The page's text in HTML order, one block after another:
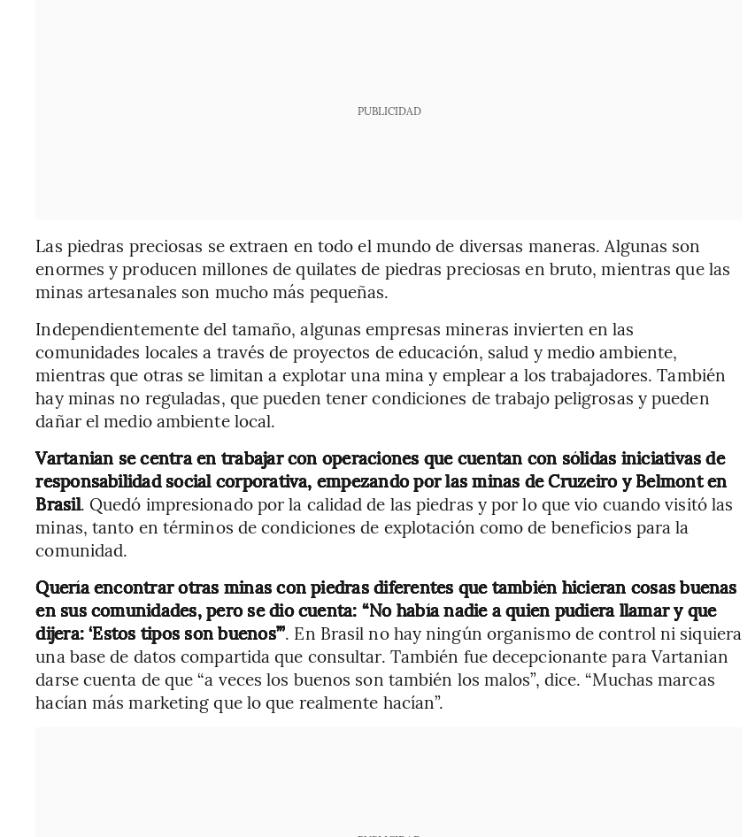
PUBLICIDAD
Las piedras preciosas se extraen en todo el mundo de diversas maneras. Algunas son
enormes y producen millones de quilates de piedras preciosas en bruto, mientras que las
minas artesanales son mucho más pequeñas.
Independientemente del tamaño, algunas empresas mineras invierten en las
comunidades locales a través de proyectos de educación, salud y medio ambiente,
mientras que otras se limitan a explotar una mina y emplear a los trabajadores. También
hay minas no reguladas, que pueden tener condiciones de trabajo peligrosas y pueden
dañar el medio ambiente local.
Vartanian se centra en trabajar con operaciones que cuentan con sólidas iniciativas de
responsabilidad social corporativa, empezando por las minas de Cruzeiro y Belmont en
Brasil. Quedó impresionado por la calidad de las piedras y por lo que vio cuando visitó las
minas, tanto en términos de condiciones de explotación como de beneficios para la
comunidad.
Quería encontrar otras minas con piedras diferentes que también hicieran cosas buenas
en sus comunidades, pero se dio cuenta: “No había nadie a quien pudiera llamar y que
dijera: ‘Estos tipos son buenos’”. En Brasil no hay ningún organismo de control ni siquiera
una base de datos compartida que consultar. También fue decepcionante para Vartanian
darse cuenta de que “a veces los buenos son también los malos”, dice. “Muchas marcas
hacían más marketing que lo que realmente hacían”.